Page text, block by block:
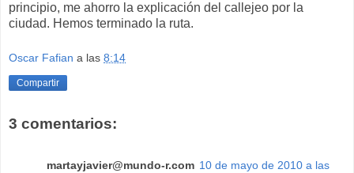
principio, me ahorro la explicación del callejeo por la
ciudad. Hemos terminado la ruta.
Oscar Fafian a las 8:14
Compartir
3 comentarios:
martayjavier@mundo-r.com 10 de mayo de 2010 a las